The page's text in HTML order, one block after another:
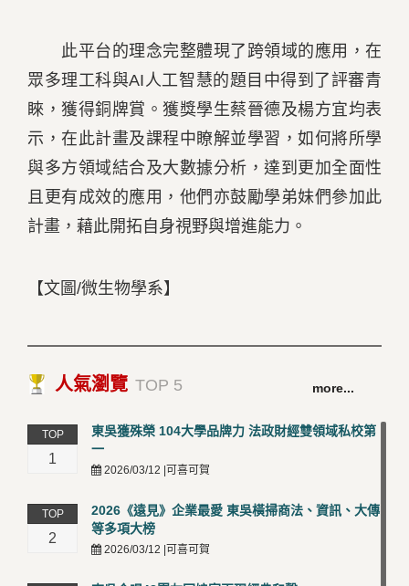
此平台的理念完整體現了跨領域的應用，在
眾多理工科與AI人工智慧的題目中得到了評審青
睞，獲得銅牌賞。獲獎學生蔡晉德及楊方宜均表
示，在此計畫及課程中瞭解並學習，如何將所學
與多方領域結合及大數據分析，達到更加全面性
且更有成效的應用，他們亦鼓勵學弟妹們參加此
計畫，藉此開拓自身視野與增進能力。
【文圖/微生物學系】
人氣瀏覽 TOP 5 more...
TOP
1
東吳獲殊榮 104大學品牌力 法政財經雙領域私校第
一
2026/03/12 |可喜可賀
TOP
2
2026《遠見》企業最愛 東吳橫掃商法、資訊、大傳
等多項大榜
2026/03/12 |可喜可賀